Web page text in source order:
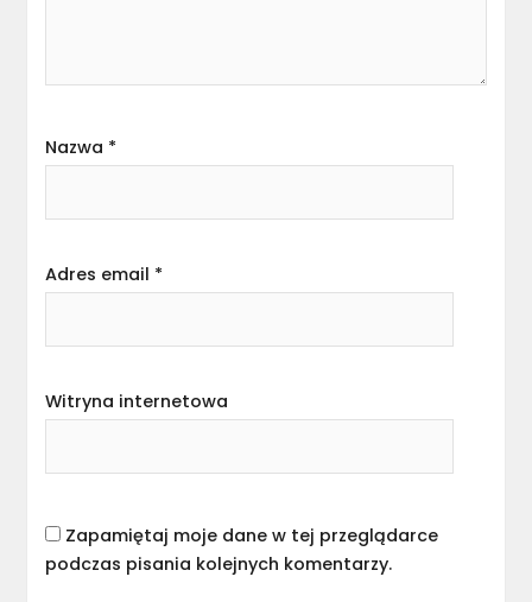
Nazwa *
Adres email *
Witryna internetowa
Zapamiętaj moje dane w tej przeglądarce
podczas pisania kolejnych komentarzy.